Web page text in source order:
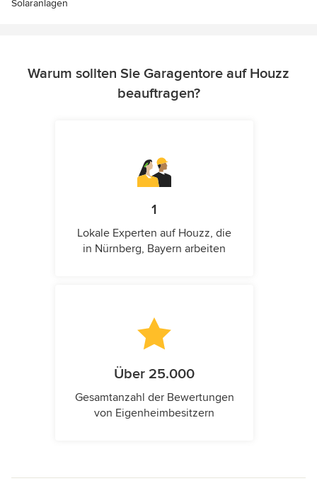
Solaranlagen
Warum sollten Sie Garagentore auf Houzz
beauftragen?
1
Lokale Experten auf Houzz, die
in Nürnberg, Bayern arbeiten
Über 25.000
Gesamtanzahl der Bewertungen
von Eigenheimbesitzern